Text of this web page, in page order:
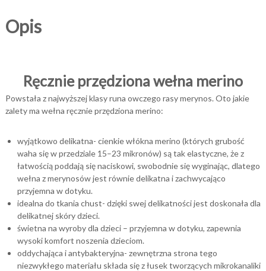
Opis
Ręcznie przędziona wełna merino
Powstała z najwyższej klasy runa owczego rasy merynos. Oto jakie
zalety ma wełna ręcznie przędziona merino:
wyjątkowo delikatna- cienkie włókna merino (których grubość
waha się w przedziale 15–23 mikronów) są tak elastyczne, że z
łatwością poddają się naciskowi, swobodnie się wyginając, dlatego
wełna z merynosów jest równie delikatna i zachwycająco
przyjemna w dotyku.
idealna do tkania chust- dzięki swej delikatności jest doskonała dla
delikatnej skóry dzieci.
świetna na wyroby dla dzieci – przyjemna w dotyku, zapewnia
wysoki komfort noszenia dzieciom.
oddychająca i antybakteryjna- zewnętrzna strona tego
niezwykłego materiału składa się z łusek tworzących mikrokanaliki